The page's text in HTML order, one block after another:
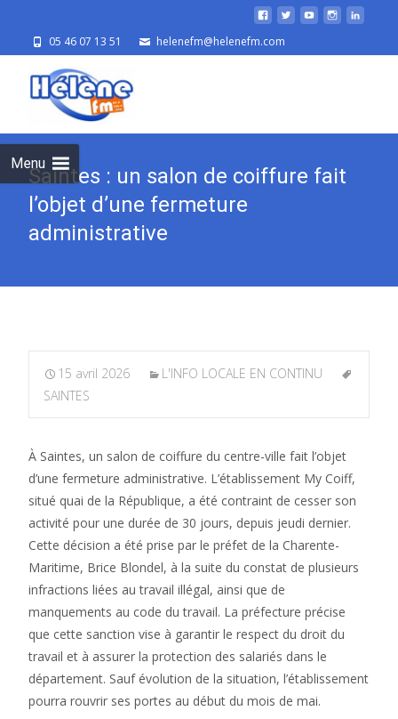
05 46 07 13 51 helenefm@helenefm.com
Menu
Saintes : un salon de coiffure fait
l’objet d’une fermeture
administrative
15 avril 2026
L'INFO LOCALE EN CONTINU
SAINTES
À Saintes, un salon de coiffure du centre-ville fait l’objet
d’une fermeture administrative. L’établissement My Coiff,
situé quai de la République, a été contraint de cesser son
activité pour une durée de 30 jours, depuis jeudi dernier.
Cette décision a été prise par le préfet de la Charente-
Maritime, Brice Blondel, à la suite du constat de plusieurs
infractions liées au travail illégal, ainsi que de
manquements au code du travail. La préfecture précise
que cette sanction vise à garantir le respect du droit du
travail et à assurer la protection des salariés dans le
département. Sauf évolution de la situation, l’établissement
pourra rouvrir ses portes au début du mois de mai.